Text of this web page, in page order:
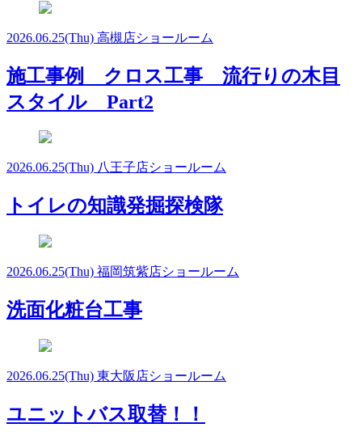
2026.06.25(Thu) 高槻店ショールーム
施工事例 クロス工事 流行りの木目
スタイル Part2
2026.06.25(Thu) 八王子店ショールーム
トイレの知識発掘探検隊
2026.06.25(Thu) 福岡筑紫店ショールーム
洗面化粧台工事
2026.06.25(Thu) 東大阪店ショールーム
ユニットバス取替！！